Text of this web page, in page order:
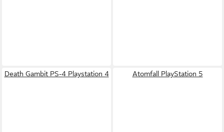
Death Gambit PS-4 Playstation 4 Atomfall PlayStation 5